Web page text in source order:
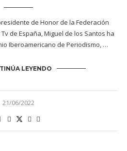
de Honor de la Federación
de España, Miguel de los Santos ha
Iberoamericano de Periodismo, …
LEYENDO
21/06/2022